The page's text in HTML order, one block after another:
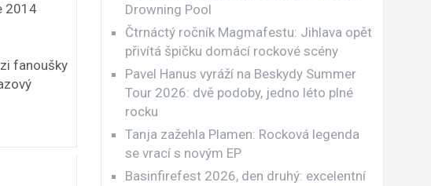
2014
fanoušky
Drowning Pool
Čtrnáctý ročník Magmafestu: Jihlava opět
přivítá špičku domácí rockové scény
Pavel Hanus vyráží na Beskydy Summer
Tour 2026: dvě podoby, jedno léto plné
rocku
Tanja zažehla Plamen: Rocková legenda
se vrací s novým EP
Basinfirefest 2026, den druhý: excelentní